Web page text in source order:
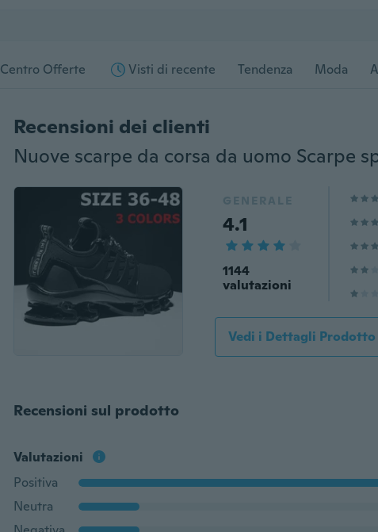
Centro Offerte Visti di recente Tendenza Moda
Recensioni dei clienti
GENERALE
4.1
1144
valutazioni
Vedi i Dettagli Prodotto
Recensioni sul prodotto
Valutazioni
Positiva
Neutra